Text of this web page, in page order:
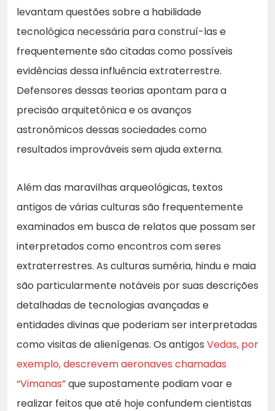
levantam questões sobre a habilidade
tecnológica necessária para construí-las e
frequentemente são citadas como possíveis
evidências dessa influência extraterrestre.
Defensores dessas teorias apontam para a
precisão arquitetônica e os avanços
astronômicos dessas sociedades como
resultados improváveis sem ajuda externa.
Além das maravilhas arqueológicas, textos
antigos de várias culturas são frequentemente
examinados em busca de relatos que possam ser
interpretados como encontros com seres
extraterrestres. As culturas suméria, hindu e maia
são particularmente notáveis por suas descrições
detalhadas de tecnologias avançadas e
entidades divinas que poderiam ser interpretadas
como visitas de alienígenas. Os antigos Vedas, por
exemplo, descrevem aeronaves chamadas
“Vimanas”que supostamente podiam voar e
realizar feitos que até hoje confundem cientistas